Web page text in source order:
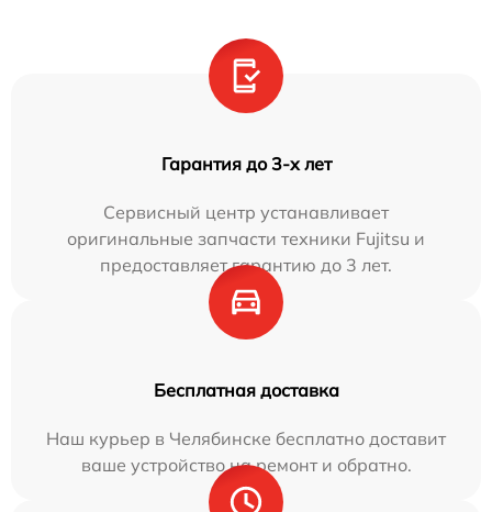
Гарантия до 3-х лет
Сервисный центр устанавливает
оригинальные запчасти техники Fujitsu и
предоставляет гарантию до 3 лет.
Бесплатная доставка
Наш курьер в Челябинске бесплатно доставит
ваше устройство на ремонт и обратно.